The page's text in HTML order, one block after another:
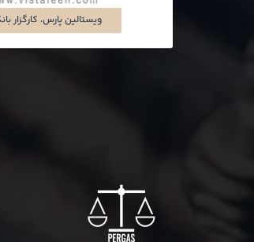
شرکت تجارت سگال آرتا